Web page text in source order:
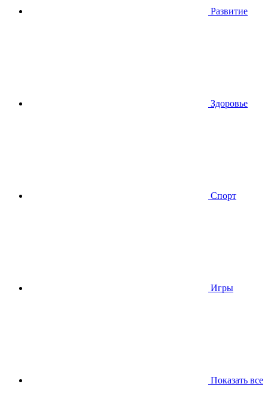
Развитие
Здоровье
Спорт
Игры
Показать все